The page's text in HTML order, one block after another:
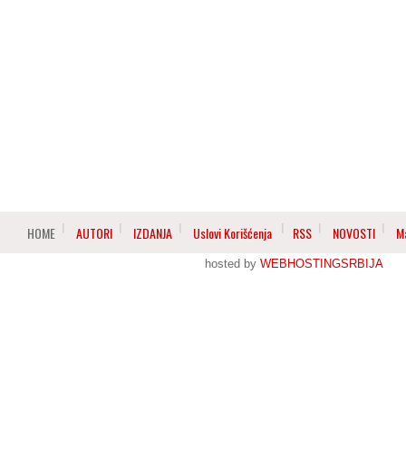
HOME AUTORI IZDANJA Uslovi Korišćenja RSS NOVOSTI
hosted by WEBHOSTINGSRBIJA